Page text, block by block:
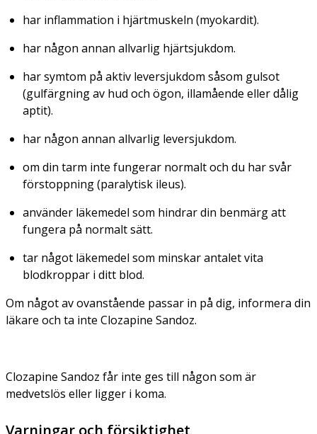
har inflammation i hjärtmuskeln (myokardit).
har någon annan allvarlig hjärtsjukdom.
har symtom på aktiv leversjukdom såsom gulsot
(gulfärgning av hud och ögon, illamående eller dålig
aptit).
har någon annan allvarlig leversjukdom.
om din tarm inte fungerar normalt och du har svår
förstoppning (paralytisk ileus).
använder läkemedel som hindrar din benmärg att
fungera på normalt sätt.
tar något läkemedel som minskar antalet vita
blodkroppar i ditt blod.
Om något av ovanstående passar in på dig, informera din
läkare och ta inte Clozapine Sandoz.
Clozapine Sandoz får inte ges till någon som är
medvetslös eller ligger i koma.
Varningar och försiktighet